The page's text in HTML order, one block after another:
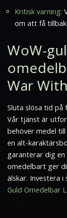
Kritisk varning:
om att få
WoW-
War
Sluta slösa tid på
Vår tjänst är
behöver medel
en alt-
garanterar dig en
omedelbart ger
älskar. Investera
Guld Omedelbar